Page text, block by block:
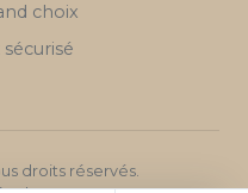
choix
droits réservés.